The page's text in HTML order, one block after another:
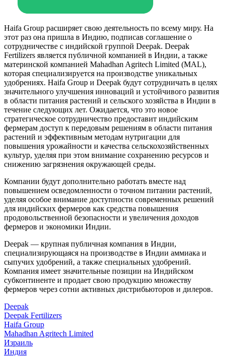
Haifa Group расширяет свою деятельность по всему миру. На
этот раз она пришла в Индию, подписав соглашение о
сотрудничестве с индийской группой Deepak. Deepak
Fertilizers является публичной компанией в Индии, а также
материнской компанией Mahadhan Agritech Limited (MAL),
которая специализируется на производстве уникальных
удобрениях. Haifa Group и Deepak будут сотрудничать в целях
значительного улучшения инноваций и устойчивого развития
в области питания растений и сельского хозяйства в Индии в
течение следующих лет. Ожидается, что это новое
стратегическое сотрудничество предоставит индийским
фермерам доступ к передовым решениям в области питания
растений и эффективным методам нутригации для
повышения урожайности и качества сельскохозяйственных
культур, уделяя при этом внимание сохранению ресурсов и
снижению загрязнения окружающей среды.
Компании будут дополнительно работать вместе над
повышением осведомленности о точном питании растений,
уделяя особое внимание доступности современных решений
для индийских фермеров как средства повышения
продовольственной безопасности и увеличения доходов
фермеров и экономики Индии.
Deepak — крупная публичная компания в Индии,
специализирующаяся на производстве в Индии аммиака и
сыпучих удобрений, а также специальных удобрений.
Компания имеет значительные позиции на Индийском
субконтиненте и продает свою продукцию множеству
фермеров через сотни активных дистрибьюторов и дилеров.
Deepak
Deepak Fertilizers
Haifa Group
Mahadhan Agritech Limited
Израиль
Индия